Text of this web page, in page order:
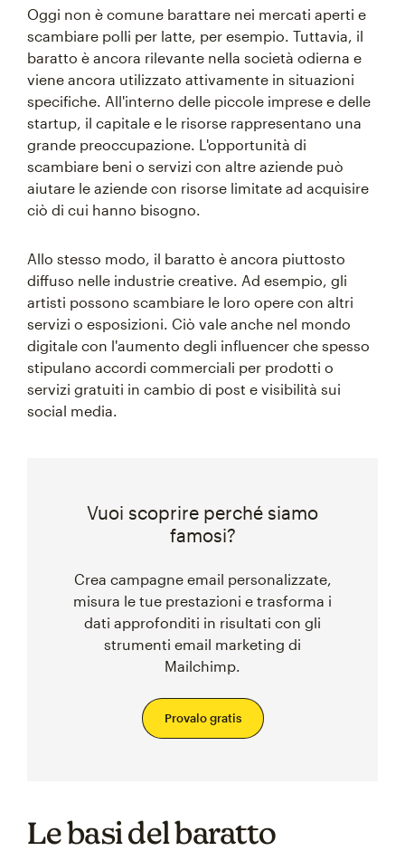
Oggi non è comune barattare nei mercati aperti e
scambiare polli per latte, per esempio. Tuttavia, il
baratto è ancora rilevante nella società odierna e
viene ancora utilizzato attivamente in situazioni
specifiche. All'interno delle piccole imprese e delle
startup, il capitale e le risorse rappresentano una
grande preoccupazione. L'opportunità di
scambiare beni o servizi con altre aziende può
aiutare le aziende con risorse limitate ad acquisire
ciò di cui hanno bisogno.
Allo stesso modo, il baratto è ancora piuttosto
diffuso nelle industrie creative. Ad esempio, gli
artisti possono scambiare le loro opere con altri
servizi o esposizioni. Ciò vale anche nel mondo
digitale con l'aumento degli influencer che spesso
stipulano accordi commerciali per prodotti o
servizi gratuiti in cambio di post e visibilità sui
social media.
Vuoi scoprire perché siamo
famosi?
Crea campagne email personalizzate,
misura le tue prestazioni e trasforma i
dati approfonditi in risultati con gli
strumenti email marketing di
Mailchimp.
Provalo gratis
Le basi del baratto